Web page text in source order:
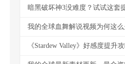
暗黑破坏神3没难度？试试这套
我的全球血舞解说视频为何这么